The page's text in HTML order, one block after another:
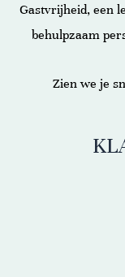
Gastvrijheid, een
behulpzaam
Zien we je